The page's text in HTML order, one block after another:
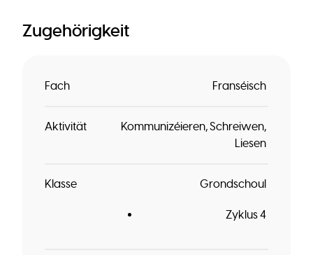
Zugehörigkeit
Fach Franséisch
Aktivität Kommunizéieren Schreiwen
Liesen
Klasse Grondschoul
Zyklus 4